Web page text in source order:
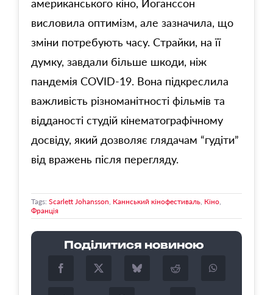
американського кіно, Йоганссон
висловила оптимізм, але зазначила, що
зміни потребують часу. Страйки, на її
думку, завдали більше шкоди, ніж
пандемія COVID-19. Вона підкреслила
важливість різноманітності фільмів та
відданості студій кінематографічному
досвіду, який дозволяє глядачам “гудіти”
від вражень після перегляду.
Tags: Scarlett Johansson, Каннський кінофестиваль, Кіно,
Франція
Поділитися новиною